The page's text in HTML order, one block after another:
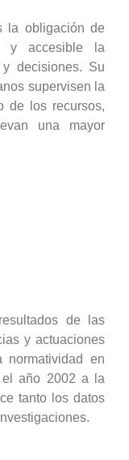
la obligación de
y accesible la
decisiones. Su
supervisen la
de los recursos,
una mayor
de las
y actuaciones
en
el año 2002 a la
tanto los datos